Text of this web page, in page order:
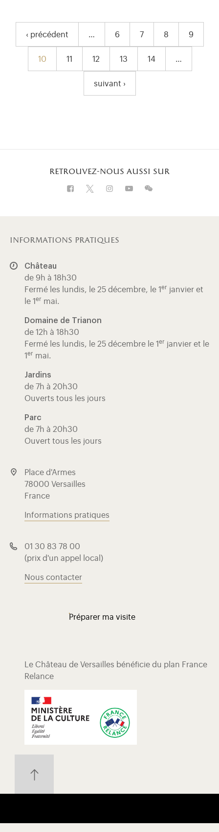
Page précédente
‹ précédent … Page
6 Page
7 Page
8 9
Page courante
10 Page
11 Page
12 Page
13 14 …
Page suivante
suivant ›
retrouvez-nous aussi sur
Visitez notre Facebook (ouverture dans
Visitez notre X (ouverture dans un
Visitez notre Instagram
Visitez notre WeChat
Visitez notre
informations pratiques
Château
de 9h à 18h30
Fermé les lundis, le 25 décembre, le 1 er janvier et
le 1 er mai.
Domaine de Trianon
de 12h à 18h30
Fermé les lundis, le 25 décembre le 1 er janvier et le
1 er mai.
Jardins
de 7h à 20h30
Ouverts tous les jours
Parc
de 7h à 20h30
Ouvert tous les jours
Place d'Armes
78000 Versailles
France
Informations pratiques
01 30 83 78 00
(prix d'un appel local)
Nous contacter
Préparer ma visite
Le Château de Versailles bénéficie du plan France
Relance